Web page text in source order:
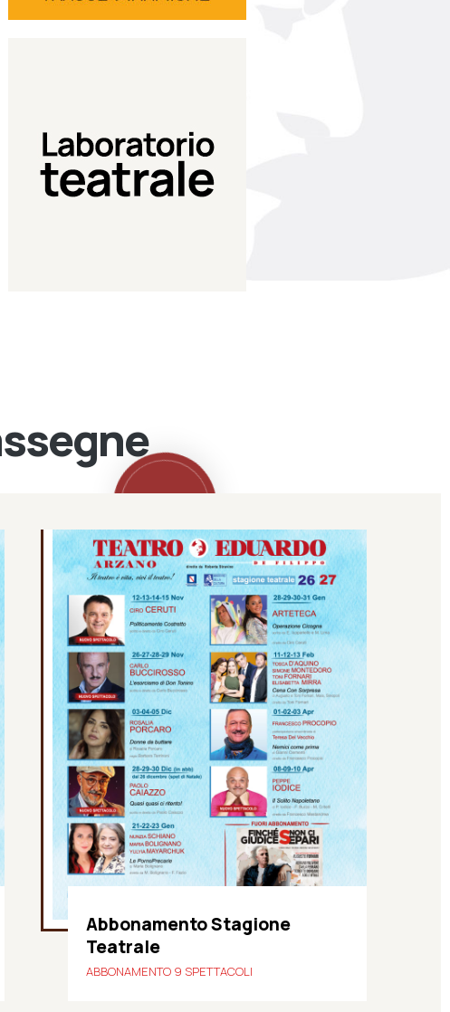
Laboratorio di teatro del
Teatro Eduardo de Filippo
Abbonamento Stagione
Teatrale
ABBONAMENTO 9 SPETTACOLI